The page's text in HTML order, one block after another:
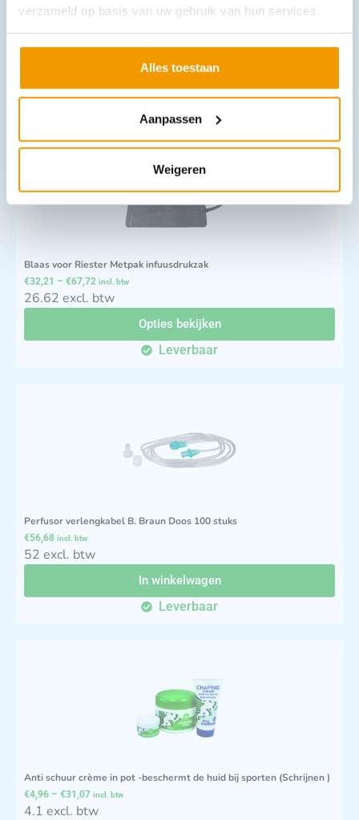
verzameld op basis van uw gebruik van hun services.
Alles toestaan
Aanpassen
Weigeren
Braakzakken / Spuugzakken verpakt in zak 25 stuks
In winkelwagen
Leverbaar
Blaas voor Riester Metpak infuusdrukzak
€32,21 – €67,72 incl. btw
26.62 excl. btw
Opties bekijken
Leverbaar
Perfusor verlengkabel B. Braun Doos 100 stuks
€56,68 incl. btw
52 excl. btw
In winkelwagen
Leverbaar
Anti schuur crème in pot -beschermt de huid bij sporten (Schrijnen )
€4,96 – €31,07 incl. btw
4.1 excl. btw